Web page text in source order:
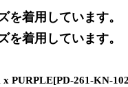
着用しています。
着用しています。
PURPLE[PD-261-KN-102